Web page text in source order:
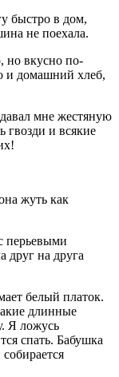
быстро в дом,
не поехала.
но вкусно по-
и домашний хлеб,
мне жестяную
гвозди и всякие
жуть как
перьевыми
друг на друга
белый платок.
длинные
Я ложусь
спать. Бабушка